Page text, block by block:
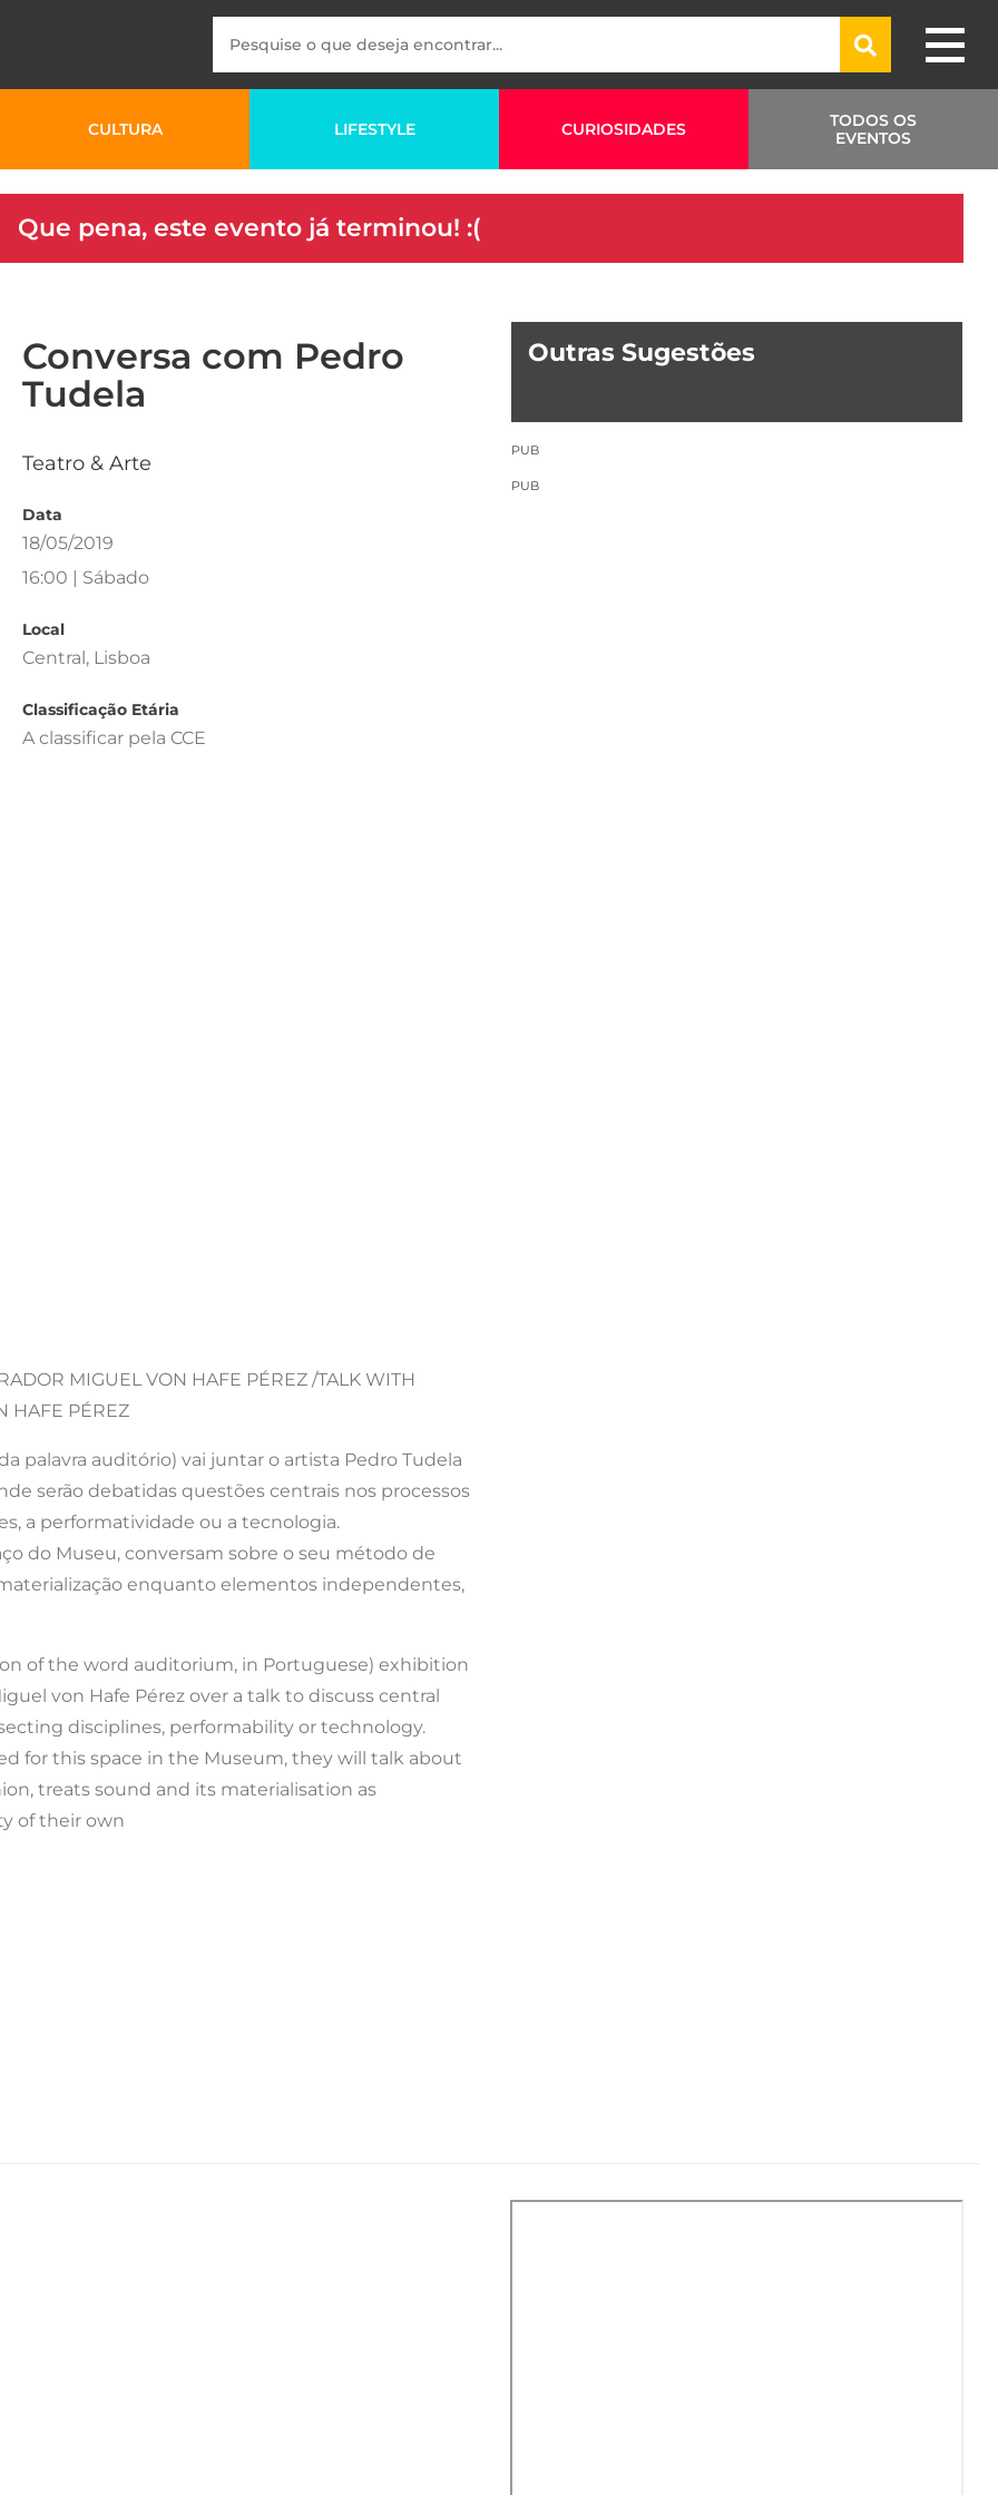
CULTURA LIFESTYLE CURIOSIDADES
TODOS OS
EVENTOS
Que pena, este evento já terminou! :(
Conversa com Pedro
Tudela
Teatro & Arte
Data
18/05/2019
16:00 | Sábado
Local
Central, Lisboa
Classificação Etária
A classificar pela CCE
MIGUEL VON HAFE PÉREZ /TALK WITH
HAFE PÉREZ
palavra auditório) vai juntar o artista Pedro Tudela
serão debatidas questões centrais nos processos
a performatividade ou a tecnologia.
do Museu, conversam sobre o seu método de
enquanto elementos independentes,
of the word auditorium, in Portuguese) exhibition
von Hafe Pérez over a talk to discuss central
disciplines, performability or technology.
for this space in the Museum, they will talk about
treats sound and its materialisation as
of their own
Outras Sugestões
PUB
PUB